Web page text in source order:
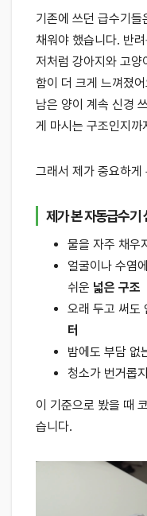
기존에 쓰던 급수기
채워야 했습니다. 반
저처럼 강아지와 고양
함이 더 크게 느껴졌
남은 양이 계속 신경
게 마시는 구조인지까
그래서 제가 중요하게
제가 본 자동급수기
물을 자주 채우
얼굴이나 수염
쉬운 넓은 구조
오래 두고 써도
터
밤에도 부담 없
청소가 번거롭
이 기준으로 봤을 때
습니다.